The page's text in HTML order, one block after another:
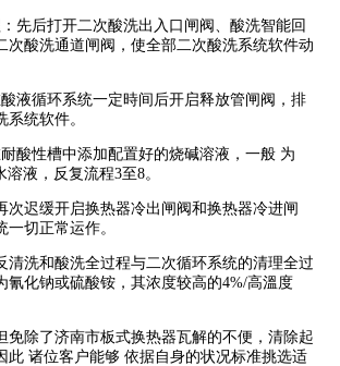
先后打开二次酸洗出入口闸阀、酸洗智能回
次酸洗通道闸阀，使全部二次酸洗系统软件动
液循环系统一定時间后开启释放管闸阀，排
统软件。
酸性槽中添加配置好的烧碱溶液，一般 为
溶液，反复流程3至8。
次迟缓开启换热器冷出闸阀和换热器冷进闸
切正常运作。
清洗和酸洗全过程与二次循环系统的清理全过
氰化钠或硫酸铵，其浓度较高的4%/高溫度
免除了济南市板式换热器瓦解的不便，清除起
此 诸位客户能够 依据自身的状况标准挑选适